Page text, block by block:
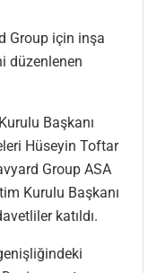
Group için inşa
düzenlenen
Başkanı
Hüseyin Toftar
Group ASA
Kurulu Başkanı
katıldı.